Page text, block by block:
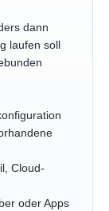
dann
laufen soll
Cloud-
oder Apps